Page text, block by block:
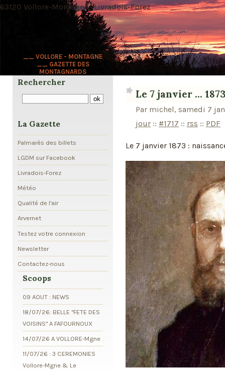
__ VOLLORE - MONTAGNE
__ GAZETTE DES
MONTAGNARDS
63120 Vollore-Montagne · Livradois-Forez
Le 7 janvier ...
Par michel, samedi 7
jour :: #1717 :: rss :: PDF
Le 7 janvier 1873 :
Rechercher
La Gazette
Palmarès des billets
LGDM sur Facebook
Livradois-Forez
Météo
Qualité de l'air
Arvernet
Testez votre connexion
Newsletter
Contactez-nous
Scoops
09 AOUT : NEWS
18/07/26: BELLE "FETE DES
VOISINS" A FAFOURNOUX
14/07/26 A VOLLORE-Mgne
11/07/26 : 3 CEREMONIES
Vollore-Mgne & Le